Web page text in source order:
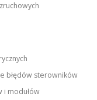
błędów sterowników
i modułów